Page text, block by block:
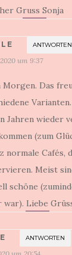
Gruss Sonja
ANTWORTEN
um 9:37
Morgen. Das
Jahren wieder
(zum
normale Cafés,
Meist
schöne
war). Liebe
ANTWORTEN